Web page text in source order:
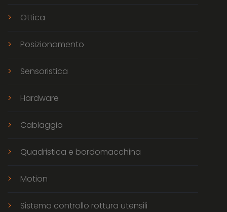
Ottica
Posizionamento
Sensoristica
Hardware
Cablaggio
Quadristica e bordomacchina
Motion
Sistema controllo rottura utensili